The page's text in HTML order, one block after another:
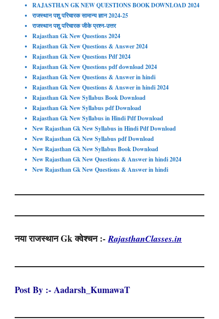
RAJASTHAN GK NEW QUESTIONS BOOK DOWNLOAD 2024
राजस्थान पशु परिचारक सामान्य ज्ञान 2024-25
राजस्थान पशु परिचारक जीके प्रश्न-उत्तर
Rajasthan Gk New Questions 2024
Rajasthan Gk New Questions & Answer 2024
Rajasthan Gk New Questions Pdf 2024
Rajasthan Gk New Questions pdf download 2024
Rajasthan Gk New Questions & Answer in hindi
Rajasthan Gk New Questions & Answer in hindi 2024
Rajasthan Gk New Syllabus Book Download
Rajasthan Gk New Syllabus pdf Download
Rajasthan Gk New Syllabus in Hindi Pdf Download
New Rajasthan Gk New Syllabus in Hindi Pdf Download
New Rajasthan Gk New Syllabus pdf Download
New Rajasthan Gk New Syllabus Book Download
New Rajasthan Gk New Questions & Answer in hindi 2024
New Rajasthan Gk New Questions & Answer in hindi
नया राजस्थान Gk क्वेश्चन :-RajasthanClasses.in
Post By :- Aadarsh_KumawaT